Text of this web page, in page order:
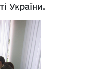
України.